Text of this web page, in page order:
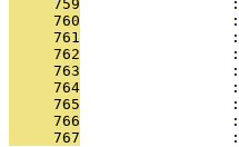
     759
     760
                 :
     761
     762
     763
     764
                 :
     765
                 :
     766
                 :
     767